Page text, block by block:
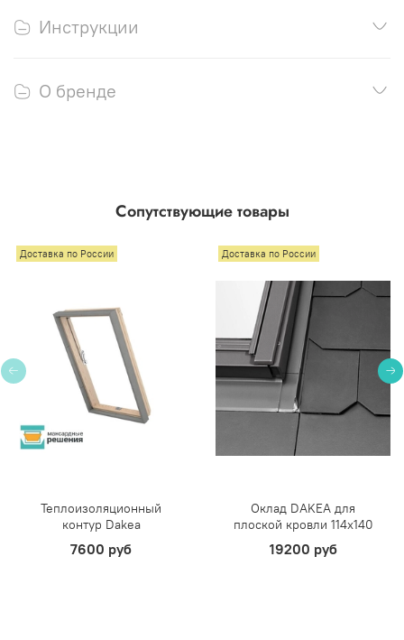
Инструкции
О бренде
Сопутствующие товары
Доставка по России
Теплоизоляционный
контур Dakea
7600 руб
Доставка по России
Оклад DAKEA для
плоской кровли 114х140
19200 руб